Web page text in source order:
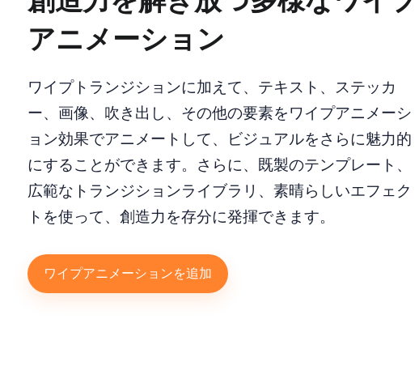
アニメーション
ワイプトランジションに加えて、テキスト、ステッカ
ー、画像、吹き出し、その他の要素をワイプアニメーシ
ョン効果でアニメートして、ビジュアルをさらに魅力的
にすることができます。さらに、既製のテンプレート、
広範なトランジションライブラリ、素晴らしいエフェク
トを使って、創造力を存分に発揮できます。
ワイプアニメーションを追加